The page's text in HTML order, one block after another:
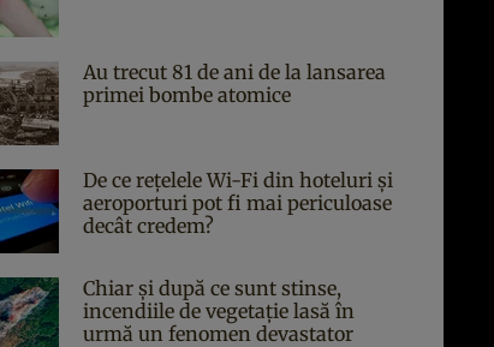
Au trecut 81 de ani de la lansarea
primei bombe atomice
De ce rețelele Wi-Fi din hoteluri și
aeroporturi pot fi mai periculoase
decât credem?
Chiar și după ce sunt stinse,
incendiile de vegetație lasă în
urmă un fenomen devastator